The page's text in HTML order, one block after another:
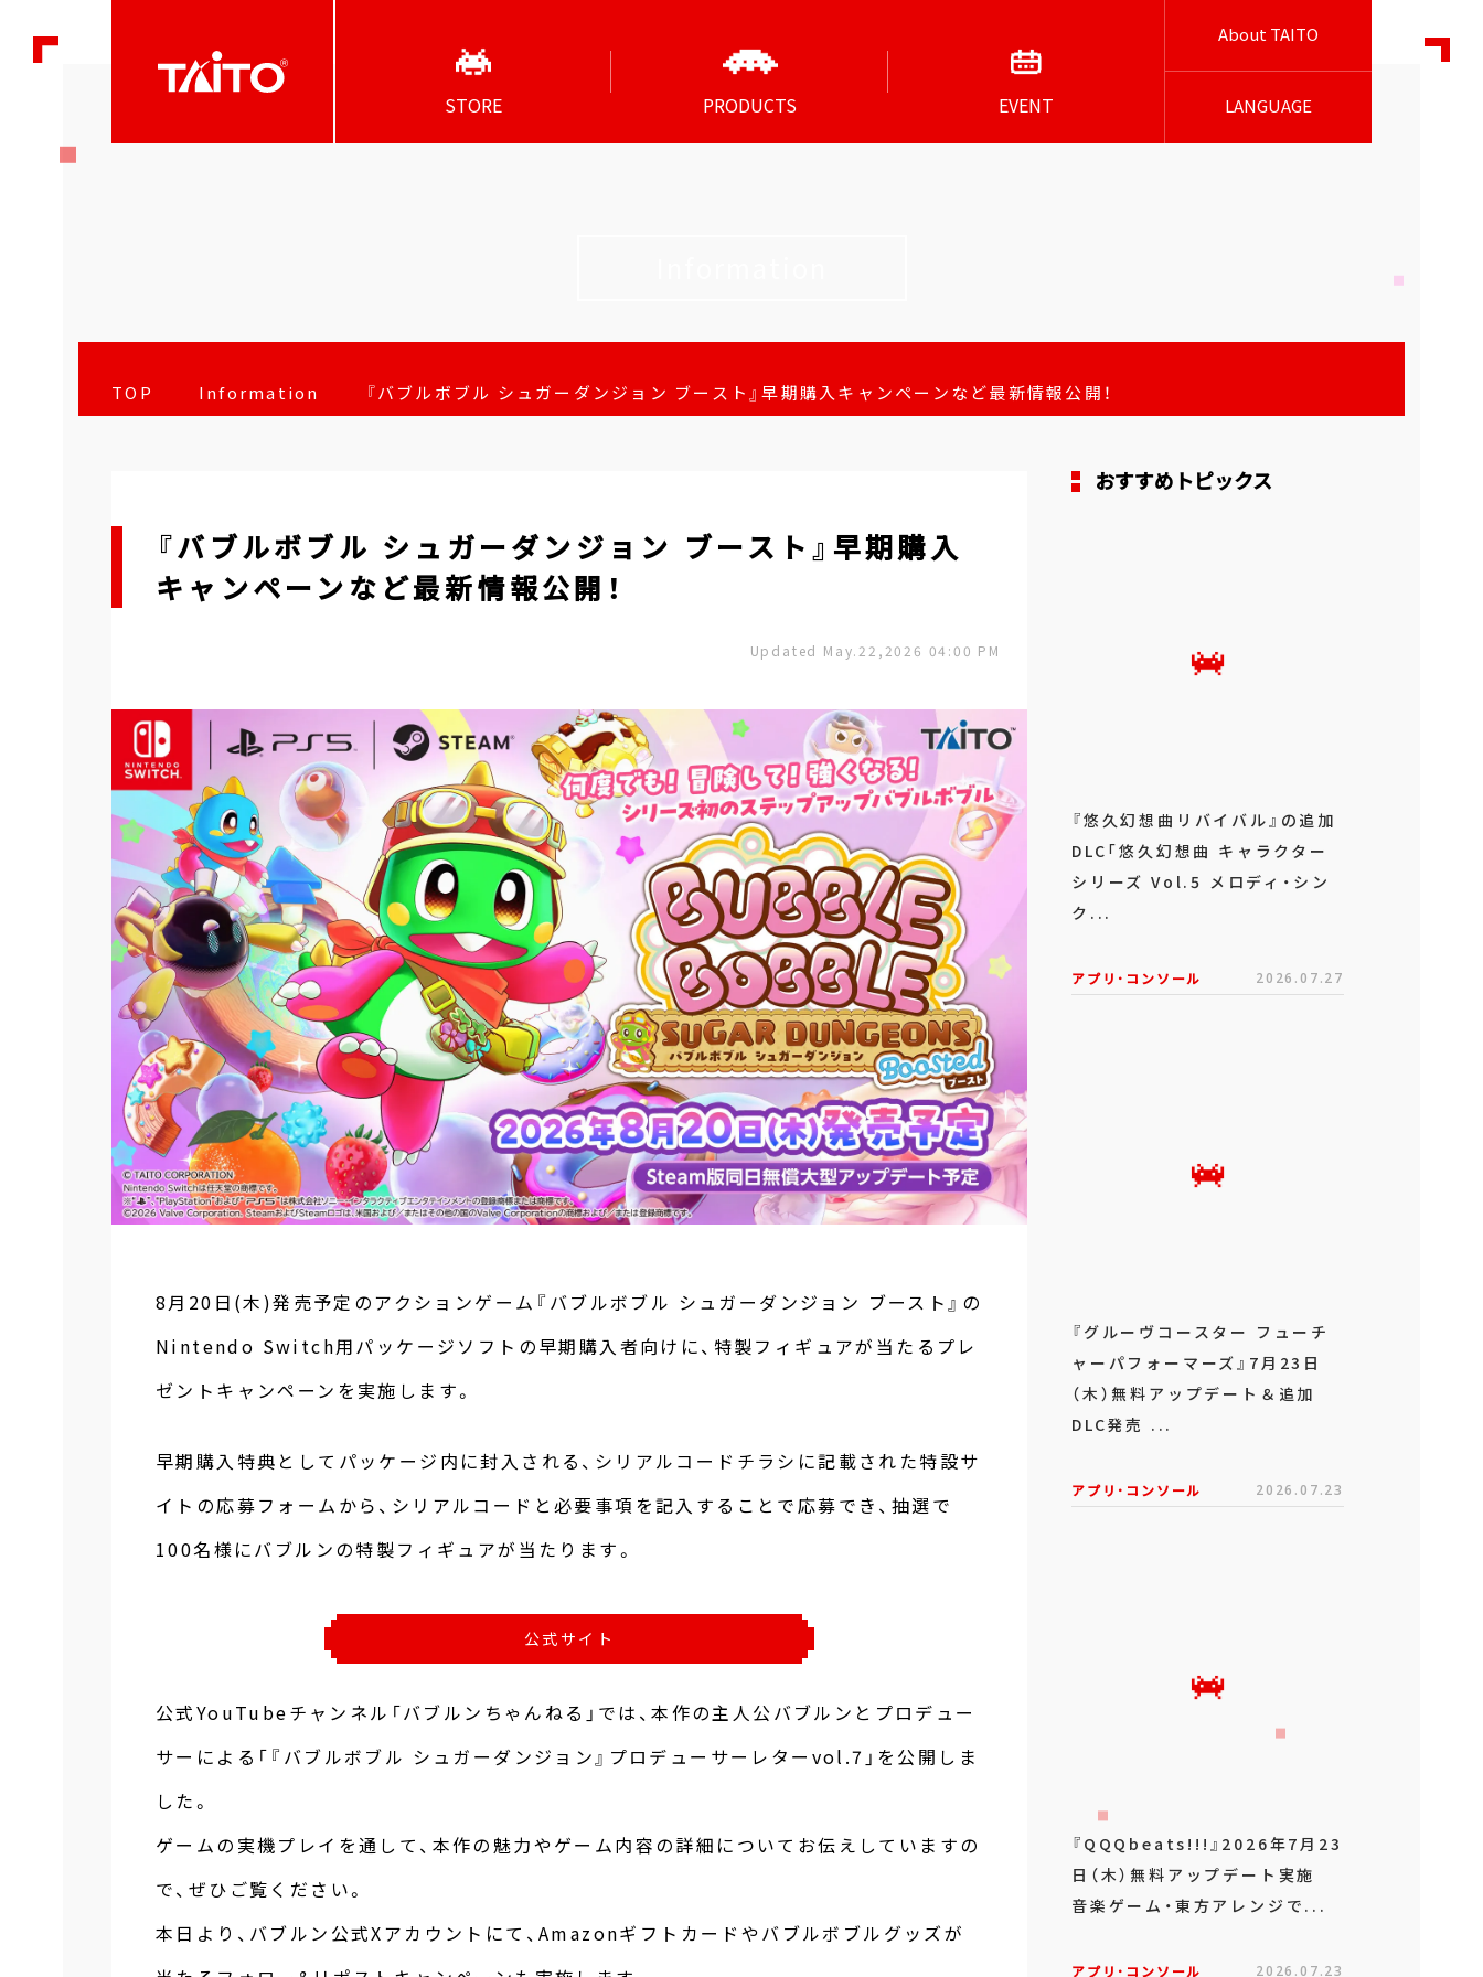
STORE PRODUCTS EVENT
About TAITO
LANGUAGE
TOP Information 『バブルボブル シュガーダンジョン ブースト』早期購入キャンペーンなど最新情報公開！
『バブルボブル シュガーダンジョン ブースト』早期購入
キャンペーンなど最新情報公開！
Updated May.22,2026 04:00 PM
8月20日(木)発売予定のアクションゲーム『バブルボブル シュガーダンジョン ブースト』の
Nintendo Switch用パッケージソフトの早期購入者向けに、特製フィギュアが当たるプレ
ゼントキャンペーンを実施します。
早期購入特典としてパッケージ内に封入される、シリアルコードチラシに記載された特設サ
イトの応募フォームから、シリアルコードと必要事項を記入することで応募でき、抽選で
100名様にバブルンの特製フィギュアが当たります。
公式サイト
公式YouTubeチャンネル「バブルンちゃんねる」では、本作の主人公バブルンとプロデュー
サーによる「『バブルボブル シュガーダンジョン』プロデューサーレターvol.7」を公開しま
した。
ゲームの実機プレイを通して、本作の魅力やゲーム内容の詳細についてお伝えしていますの
で、ぜひご覧ください。
本日より、バブルン公式Xアカウントにて、Amazonギフトカードやバブルボブルグッズが
おすすめトピックス
『悠久幻想曲リバイバル』の追加
DLC「悠久幻想曲 キャラクター
シリーズ Vol.5 メロディ・シン
ク...
アプリ･コンソール 2026.07.27
『グルーヴコースター フューチ
ャーパフォーマーズ』7月23日
（木）無料アップデート＆追加
DLC発売 ...
アプリ･コンソール 2026.07.23
『QQQbeats!!!』2026年7月23
日（木）無料アップデート実施
音楽ゲーム・東方アレンジで...
アプリ･コンソール 2026.07.23